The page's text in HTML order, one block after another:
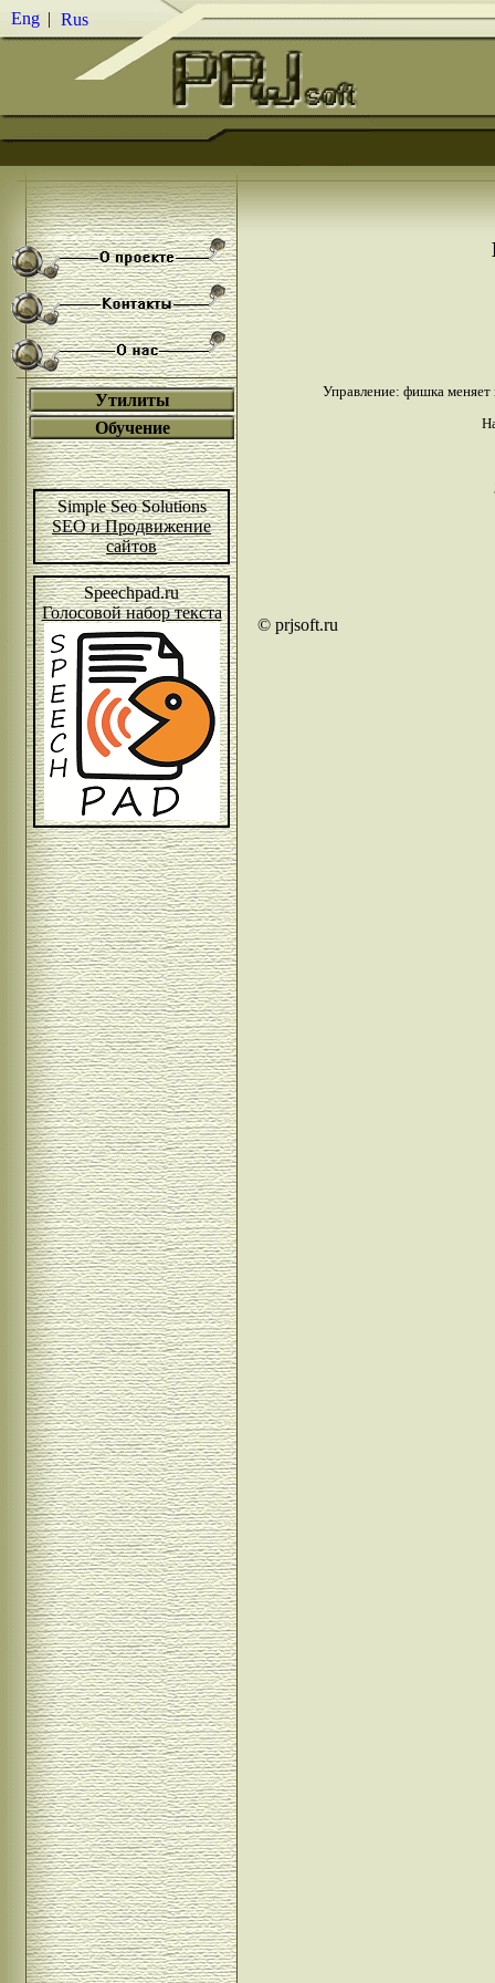
Eng | Rus
Утилиты
Обучение
Simple Seo Solutions
SEO и Продвижение
сайтов
Speechpad.ru
Голосовой набор текста
Управление: фишка меняет
© prjsoft.ru